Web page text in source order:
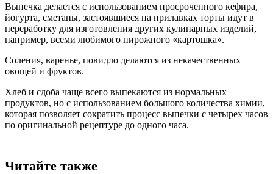
Выпечка делается с использованием просроченного кефира,
йогурта, сметаны, застоявшиеся на прилавках торты идут в
переработку для изготовления других кулинарных изделий,
например, всеми любимого пирожного «картошка».
Соления, варенье, повидло делаются из некачественных
овощей и фруктов.
Хлеб и сдоба чаще всего выпекаются из нормальных
продуктов, но с использованием большого количества химии,
которая позволяет сократить процесс выпечки с четырех часов
по оригинальной рецептуре до одного часа.
Читайте также